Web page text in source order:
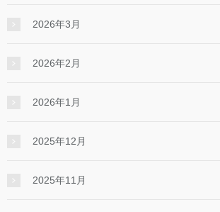
2026年3月
2026年2月
2026年1月
2025年12月
2025年11月